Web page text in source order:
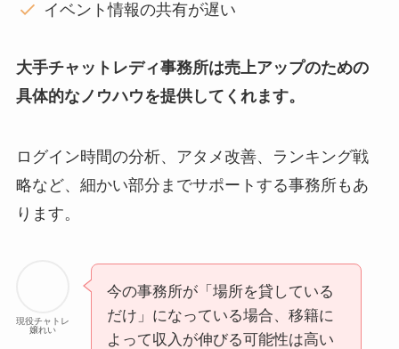
イベント情報の共有が遅い
大手チャットレディ事務所は売上アップのための
具体的なノウハウを提供してくれます。
ログイン時間の分析、アタメ改善、ランキング戦
略など、細かい部分までサポートする事務所もあ
ります。
現役チャトレ
嬢れい
今の事務所が「場所を貸している
だけ」になっている場合、移籍に
よって収入が伸びる可能性は高い